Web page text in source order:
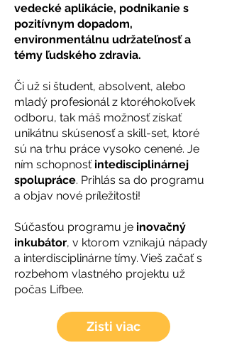
vedecké aplikácie, podnikanie s
pozitívnym dopadom,
environmentálnu udržateľnosť a
témy ľudského zdravia.
Či už si študent, absolvent, alebo
mladý profesionál z ktoréhokoľvek
odboru, tak máš možnosť získať
unikátnu skúsenosť a skill-set, ktoré
sú na trhu práce vysoko cenené. Je
ním schopnosť intedisciplinárnej
spolupráce. Prihlás sa do programu
a objav nové príležitosti!
Súčasťou programu je inovačný
inkubátor, v ktorom vznikajú nápady
a interdisciplinárne tímy. Vieš začať s
rozbehom vlastného projektu už
počas Lifbee.
Zisti viac